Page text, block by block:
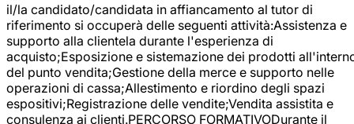
il/la candidato/candidata in affiancamento al tutor di
riferimento si occuperà delle seguenti attività:Assistenza e
supporto alla clientela durante l'esperienza di
acquisto;Esposizione e sistemazione dei prodotti
del punto vendita;Gestione della merce e supporto nelle
operazioni di cassa;Allestimento e riordino degli spazi
espositivi;Registrazione delle vendite;Vendita assistita e
consulenza ai clienti.PERCORSO FORMATIVODurante il